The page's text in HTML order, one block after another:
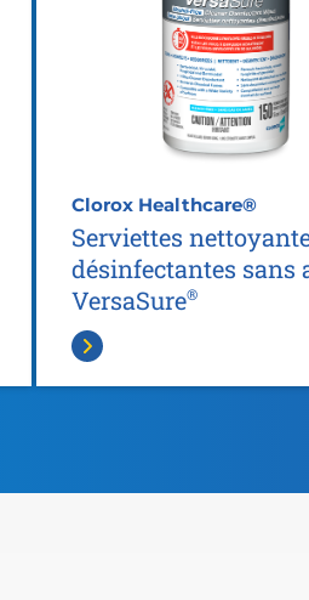
Clorox Healthcare®
Serviettes
désinfectantes sans
VersaSure®